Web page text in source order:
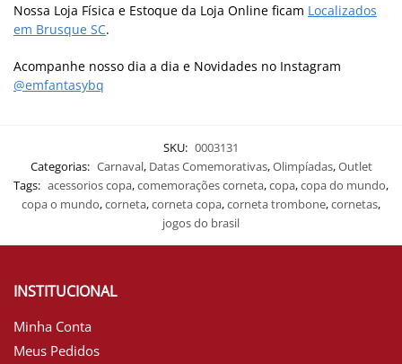
Nossa Loja Física e Estoque da Loja Online ficam Localizados
em Brusque SC.
Acompanhe nosso dia a dia e Novidades no Instagram
@emfantasybq
SKU: 0003131
Categorias: Carnaval, Datas Comemorativas,Olimpíadas,Outlet
Tags: acessorios copa,comemorações corneta,copa,copa do mundo,
copa o mundo,corneta,corneta copa,corneta trombone,cornetas,
jogos do brasil
INSTITUCIONAL
Minha Conta
Meus Pedidos